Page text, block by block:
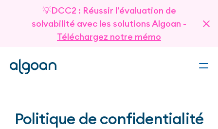
💡DCC2 : Réussir l’évaluation de
solvabilité avec les solutions Algoan -
Téléchargez notre mémo
Politique de confidentialité